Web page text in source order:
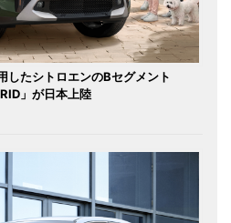
したシトロエンのBセグメント
」が日本上陸